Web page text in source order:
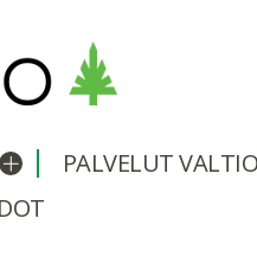
Avaa/sulje alavalikko
PALVELUT